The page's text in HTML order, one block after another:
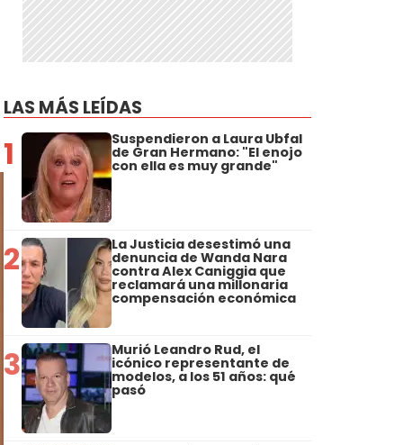
LAS MÁS LEÍDAS
1 Suspendieron a Laura Ubfal
de Gran Hermano: "El enojo
con ella es muy grande"
2 La Justicia desestimó una
denuncia de Wanda Nara
contra Alex Caniggia que
reclamará una millonaria
compensación económica
3 Murió Leandro Rud, el
icónico representante de
modelos, a los 51 años: qué
pasó